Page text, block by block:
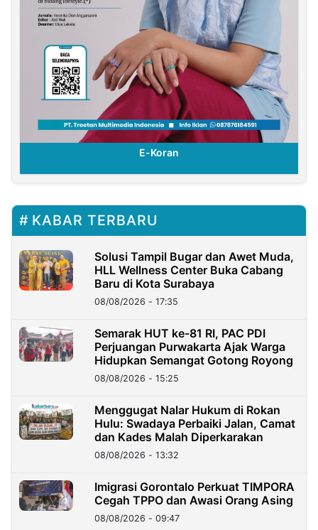
E-Koran
KABAR TERBARU
Solusi Tampil Bugar dan Awet Muda,
HLL Wellness Center Buka Cabang
Baru di Kota Surabaya
08/08/2026 - 17:35
Semarak HUT ke-81 RI, PAC PDI
Perjuangan Purwakarta Ajak Warga
Hidupkan Semangat Gotong Royong
08/08/2026 - 15:25
Menggugat Nalar Hukum di Rokan
Hulu: Swadaya Perbaiki Jalan, Camat
dan Kades Malah Diperkarakan
08/08/2026 - 13:32
Imigrasi Gorontalo Perkuat TIMPORA
Cegah TPPO dan Awasi Orang Asing
08/08/2026 - 09:47